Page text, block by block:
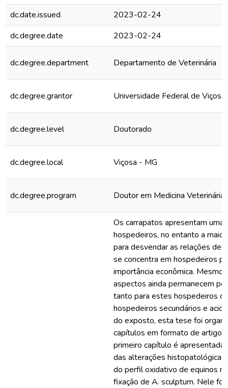
dc.date.issued
2023-02-24
dc.degree.date
2023-02-24
dc.degree.department Departamento de Veterinária
dc.degree.grantor Universidade Federal de Viçosa
dc.degree.level Doutorado
dc.degree.local Viçosa - MG
dc.degree.program Doutor em Medicina Veterinária
Os carrapatos apresentam uma
hospedeiros, no entanto a
para desvendar as relações
se concentra em hospedeiros
importância econômica. Mesmo
aspectos ainda permanecem
tanto para estes hospedeiros
hospedeiros secundários e
do exposto, esta tese foi
capítulos em formato de artigo
primeiro capítulo é apresentada
das alterações
do perfil oxidativo de equinos
fixação de A. sculptum. Nele foi